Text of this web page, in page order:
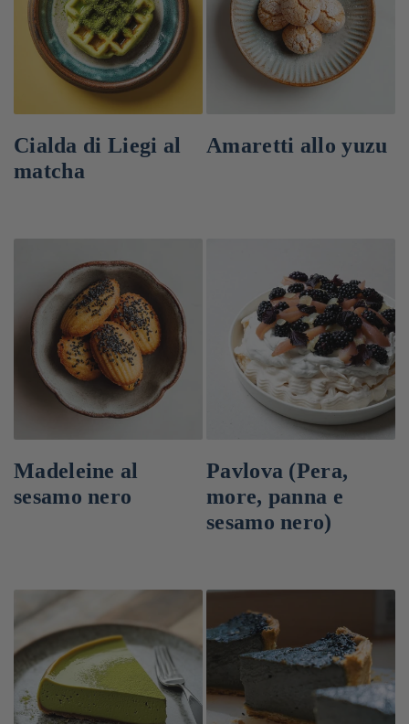
Cialda di Liegi al
matcha
Amaretti allo yuzu
Madeleine al
sesamo nero
Pavlova (Pera,
more, panna e
sesamo nero)